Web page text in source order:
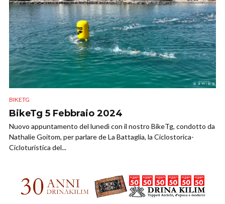
BIKETG
BikeTg 5 Febbraio 2024
Nuovo appuntamento del lunedì con il nostro BikeTg, condotto da
Nathalie Goitom, per parlare de La Battaglia, la Ciclostorica-
Cicloturistica del...